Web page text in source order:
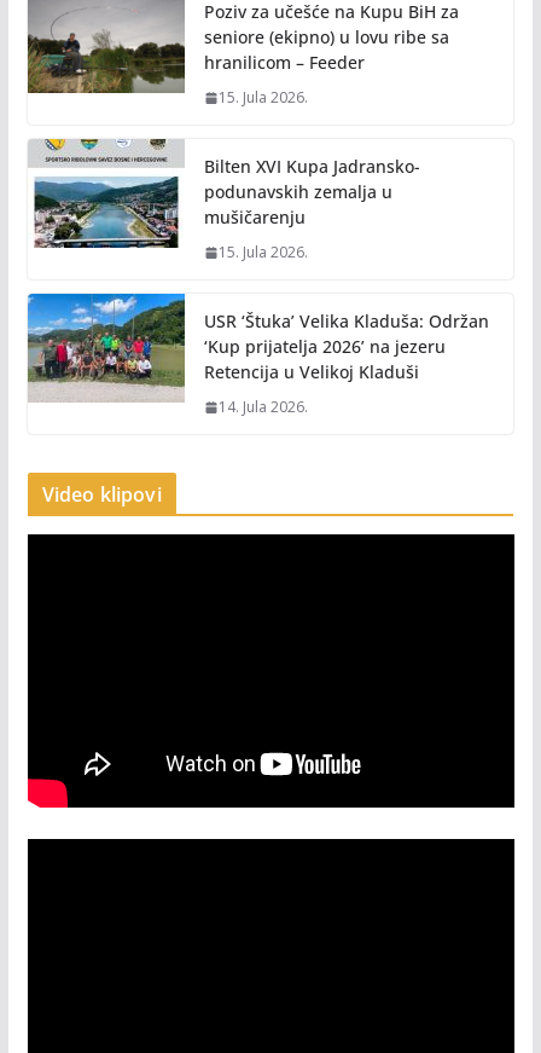
Poziv za učešće na Kupu BiH za
seniore (ekipno) u lovu ribe sa
hranilicom – Feeder
15. Jula 2026.
Bilten XVI Kupa Jadransko-
podunavskih zemalja u
mušičarenju
15. Jula 2026.
USR ‘Štuka’ Velika Kladuša: Održan
‘Kup prijatelja 2026’ na jezeru
Retencija u Velikoj Kladuši
14. Jula 2026.
Video klipovi